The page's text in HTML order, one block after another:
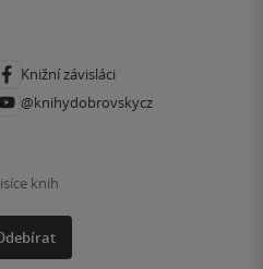
Knižní závisláci
@knihydobrovskycz
knih